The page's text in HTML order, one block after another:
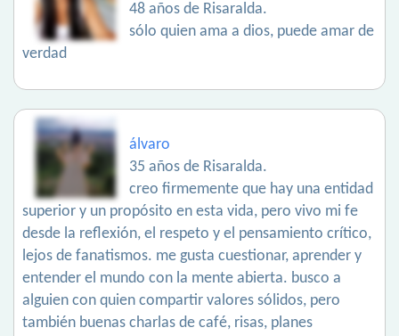
48 años de Risaralda.
sólo quien ama a dios, puede amar de
verdad
álvaro
35 años de Risaralda.
creo firmemente que hay una entidad
superior y un propósito en esta vida, pero vivo mi fe
desde la reflexión, el respeto y el pensamiento crítico,
lejos de fanatismos. me gusta cuestionar, aprender y
entender el mundo con la mente abierta. busco a
alguien con quien compartir valores sólidos, pero
también buenas charlas de café, risas, planes